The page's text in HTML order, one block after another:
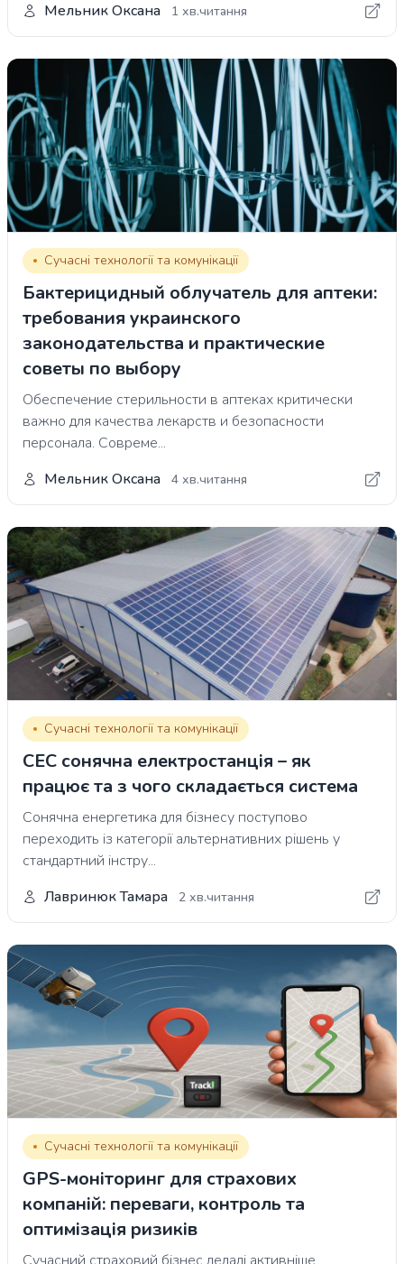
Мельник Оксана
1 хв.читання
Сучасні технології та комунікації
Бактерицидный облучатель для аптеки:
требования украинского
законодательства и практические
советы по выбору
Обеспечение стерильности в аптеках критически
важно для качества лекарств и безопасности
персонала. Совреме...
Мельник Оксана
4 хв.читання
Сучасні технології та комунікації
СЕС сонячна електростанція – як
працює та з чого складається система
Сонячна енергетика для бізнесу поступово
переходить із категорії альтернативних рішень у
стандартний інстру...
Лавринюк Тамара
2 хв.читання
Сучасні технології та комунікації
GPS-моніторинг для страхових
компаній: переваги, контроль та
оптимізація ризиків